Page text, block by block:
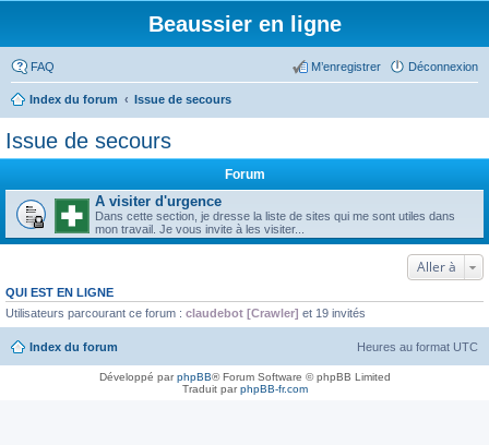
Beaussier en ligne
FAQ Déconnexion
M’enregistrer
Index du forum Issue de secours
Issue de secours
Forum
A visiter d'urgence
Dans cette section, je dresse la liste de sites qui me sont utiles dans
mon travail. Je vous invite à les visiter...
Aller à
QUI EST EN LIGNE
Utilisateurs parcourant ce forum : claudebot [Crawler] et 19 invités
Index du forum Heures au format UTC
Développé parphpBB® Forum Software © phpBB Limited
Traduit parphpBB-fr.com